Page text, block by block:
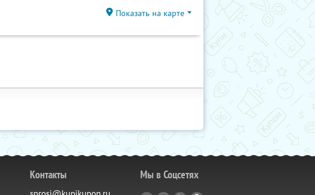
Показать на карте
Контакты Мы в Соцсетях